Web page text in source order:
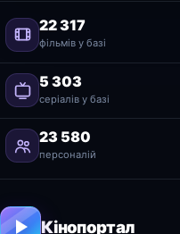
22 317
фільмів у базі
5 303
серіалів у базі
23 580
персоналій
Кінопортал